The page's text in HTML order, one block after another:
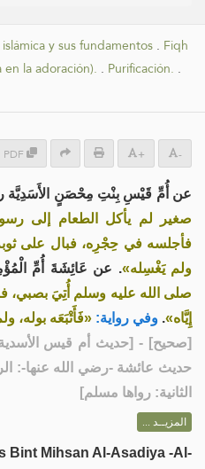
y sus fundamentos. Fiqh
en la adoración). . Purificación. .
PDF + -
عن أُمِّ قَيْسِ بِنْتِ مِحْصَنٍ الأَسَدِيَّة
صغير لم يأكل الطعام إلى
فأجلسه في حِجْرِه، فبال على
ولم يَغْسِله». عن عَائِشَةَ أُمِّ
صلى الله عليه وسلم أُتِيَ بصبي،
إِيَّاه». وفي رواية: «فَأَتْبَعَه بوله،
[صحيح] - [حديث أم قيس
حديث عائشة -رضي الله عنها-:
الثانية: رواها مسلم]
المزيــد ...
Bint Mihsan Al-Asadiya -Al-